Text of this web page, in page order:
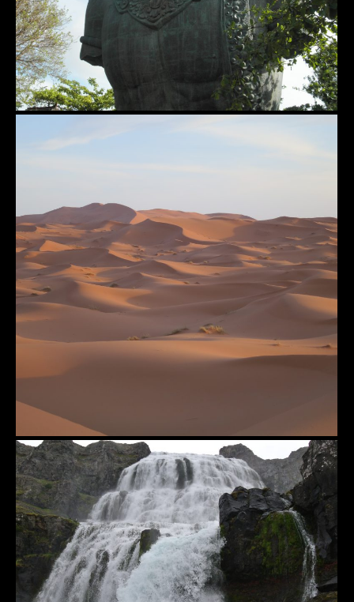
Erg Chebbi
Dynjandi